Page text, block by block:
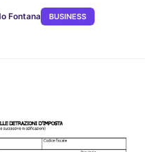
Fontana BUSINESS